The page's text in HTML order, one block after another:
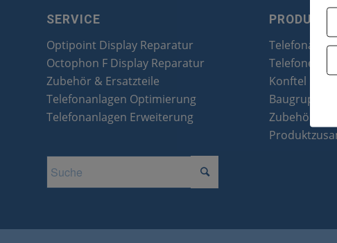
SERVICE
Optipoint Display Reparatur
Octophon F Display Reparatur
Zubehör & Ersatzteile
Telefonanlagen Optimierung
Telefonanlagen Erweiterung
PRODUKTE
Telefone
Konftel
Baugruppen
Zubehör &